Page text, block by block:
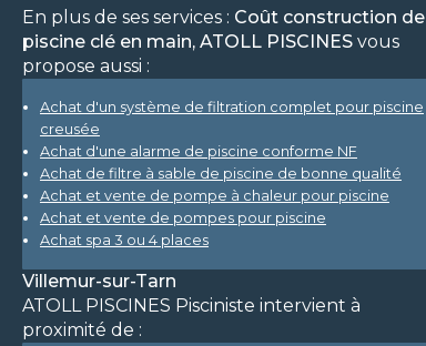
En plus de ses services : Coût construction de
piscine clé en main, ATOLL PISCINESvous
propose aussi :
Achat d'un système de filtration complet pour piscine
creusée
Achat d'une alarme de piscine conforme NF
Achat de filtre à sable de piscine de bonne qualité
Achat et vente de pompe à chaleur pour piscine
Achat et vente de pompes pour piscine
Achat spa 3 ou 4 places
Villemur-sur-Tarn
ATOLL PISCINES Pisciniste intervient à
proximité de :